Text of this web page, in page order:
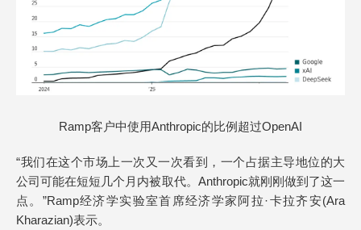
Ramp客户中使用Anthropic的比例超过OpenAI
“我们在这个市场上一次又一次看到，一个占据主导地位的大
公司可能在短短几个月内被取代。Anthropic就刚刚做到了这一
点。”Ramp经济学实验室首席经济学家阿拉·卡拉齐安(Ara
Kharazian)表示。